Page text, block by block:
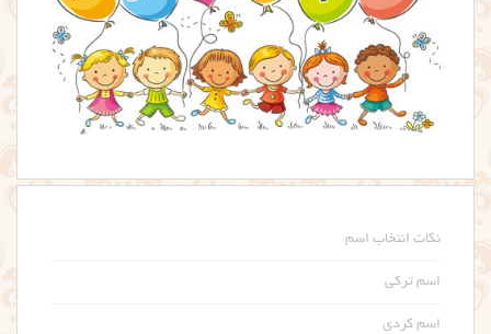
نکات انتخاب اسم
اسم ترکی
اسم کردی